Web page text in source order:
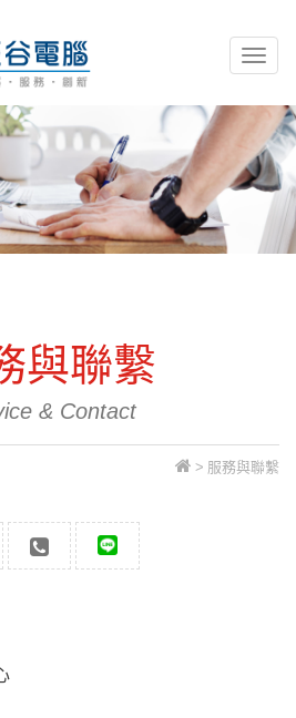
與聯繫
& Contact
> 服務與聯繫